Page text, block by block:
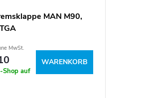
MAN M90,
MwSt.
Shop auf
WARENKORB